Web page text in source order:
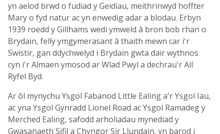
yn aelod brwd o fudiad y Geidiau, meithrinwyd hoffter
Mary o fyd natur ac yn enwedig adar a blodau. Erbyn
1939 roedd y Gillhams wedi ymweld â bron bob rhan o
Brydain, felly ymgymerasant â thaith mewn car i'r
Swistir, gan ddychwelyd i Brydain gwta dair wythnos
cyn i'r Almaen ymosod ar Wlad Pwyl a dechrau'r Ail
Ryfel Byd.
Ar ôl mynychu Ysgol Fabanod Little Ealing a'r Ysgol Iau,
ac yna Ysgol Gynradd Lionel Road ac Ysgol Ramadeg y
Merched Ealing, safodd arholiadau mynediad y
Gwasanaeth Sifil a Chyngor Sir Llundain, yn barod i